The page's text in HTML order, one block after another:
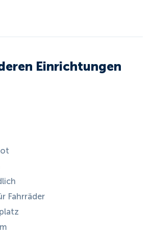
Einrichtungen
Fahrräder